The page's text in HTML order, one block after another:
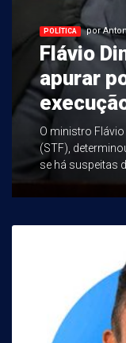
POLÍTICA por
Flávio
apurar
O ministro
(STF),
se há suspeitas